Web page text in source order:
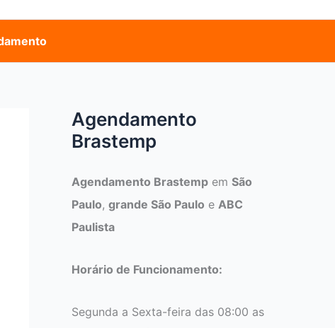
Agendamento
Brastemp
Agendamento Brastemp em São
Paulo, grande São Paulo e ABC
Paulista
Horário de Funcionamento:
Segunda a Sexta-feira das 08:00 as